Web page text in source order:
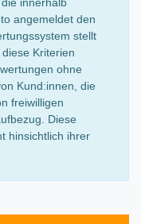
angemeldet den
stellt
Kriterien
ohne
Kund:innen, die
freiwilligen
Diese
hinsichtlich ihrer